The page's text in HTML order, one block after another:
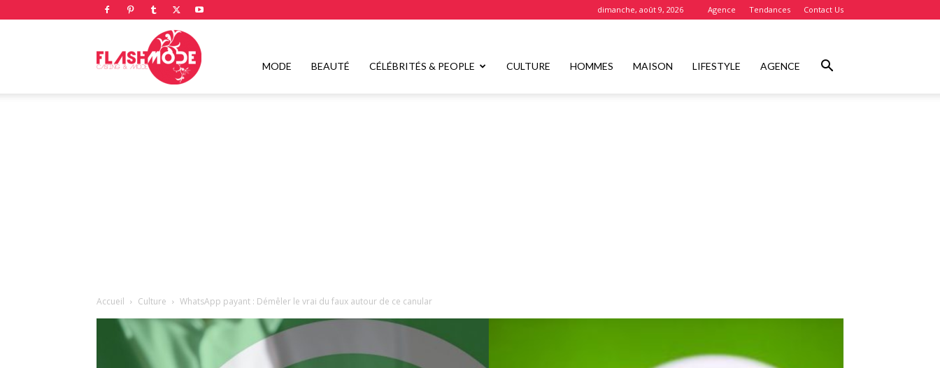
dimanche, août 9, 2026 Agence Tendances Contact Us
Flashmode
MODE BEAUTÉ CÉLÉBRITÉS & PEOPLE CULTURE HOMMES MAISON LIFESTYLE AGENCE
Accueil Culture WhatsApp payant : Démêler le vrai du faux autour de ce canular